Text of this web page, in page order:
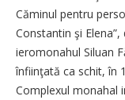
Căminul pentru
Constantin şi
ieromonahul Siluan
înfiinţată ca schit, în
Complexul monahal